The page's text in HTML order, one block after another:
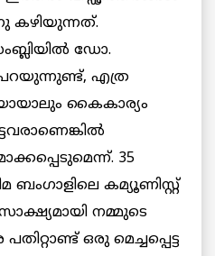
കഴിയുന്നത്.
ഡോ.
എത്ര
കൈകാര്യം
35
ബംഗാളിലെ കമ്യൂണിസ്റ്റ്
നമ്മുടെ
ഒരു മെച്ചപ്പെട്ട